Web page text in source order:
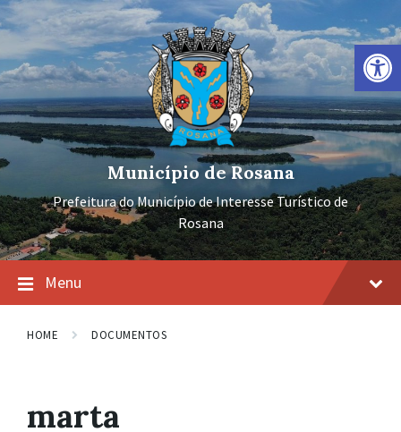
Barra de Ferramentas Aberta
Ir
para
conteúdo
Pular
para
navegação
principal
Pular
para
rodapé
Município de Rosana
Prefeitura do Município de Interesse Turístico de
Rosana
Menu
HOME DOCUMENTOS
marta